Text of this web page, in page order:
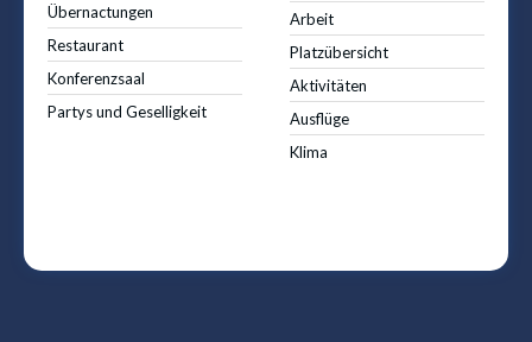
Übernactungen
Restaurant
Konferenzsaal
Partys und Geselligkeit
Arbeit
Platzübersicht
Aktivitäten
Ausflüge
Klima